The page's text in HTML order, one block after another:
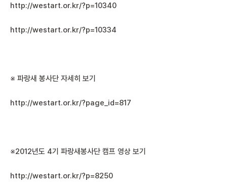
http://westart.or.kr/?p=10340
http://westart.or.kr/?p=10334
※ 파랑새 봉사단 자세히 보기
http://westart.or.kr/?page_id=817
※2012년도 4기 파랑새봉사단 캠프 영상 보기
http://westart.or.kr/?p=8250